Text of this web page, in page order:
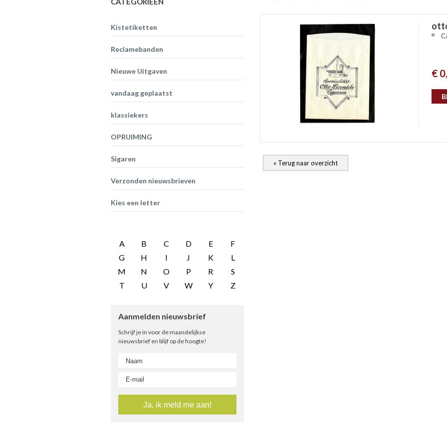
Kistetiketten
Reclamebanden
Nieuwe Uitgaven
vandaag geplaatst
klassiekers
OPRUIMING
Sigaren
Verzonden nieuwsbrieven
Kies een letter
A B C D E
F
G
H I J K
L
M
N O P R
S
T
U V W Y Z
Aanmelden nieuwsbrief
Schrijf je in voor de maandelijkse
nieuwsbrief en blijf op de hoogte!
€
« Terug naar overzicht